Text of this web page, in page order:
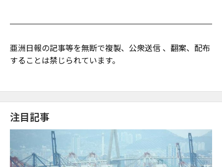
亜洲日報の記事等を無断で複製、公衆送信 、翻案、配布
することは禁じられています。
注目記事